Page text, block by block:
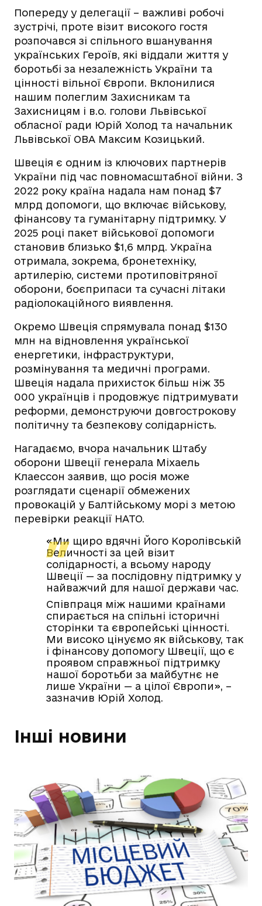
Попереду у делегації – важливі робочі
зустрічі, проте візит високого гостя
розпочався зі спільного вшанування
українських Героїв, які віддали життя у
боротьбі за незалежність України та
цінності вільної Європи. Вклонилися
нашим полеглим Захисникам та
Захисницям і в.о. голови Львівської
обласної ради Юрій Холод та начальник
Львівської ОВА Максим Козицький.
Швеція є одним із ключових партнерів
України під час повномасштабної війни. З
2022 року країна надала нам понад $7
млрд допомоги, що включає військову,
фінансову та гуманітарну підтримку. У
2025 році пакет військової допомоги
становив близько $1,6 млрд. Україна
отримала, зокрема, бронетехніку,
артилерію, системи протиповітряної
оборони, боєприпаси та сучасні літаки
радіолокаційного виявлення.
Окремо Швеція спрямувала понад $130
млн на відновлення української
енергетики, інфраструктури,
розмінування та медичні програми.
Швеція надала прихисток більш ніж 35
000 українців і продовжує підтримувати
реформи, демонструючи довгострокову
політичну та безпекову солідарність.
Нагадаємо, вчора начальник Штабу
оборони Швеції генерала Міхаель
Клаессон заявив, що росія може
розглядати сценарії обмежених
провокацій у Балтійському морі з метою
перевірки реакції НАТО.
«Ми щиро вдячні Його Королівській
Величності за цей візит
солідарності, а всьому народу
Швеції — за послідовну підтримку у
найважчий для нашої держави час.
Співпраця між нашими країнами
спирається на спільні історичні
сторінки та європейські цінності.
Ми високо цінуємо як військову, так
і фінансову допомогу Швеції, що є
проявом справжньої підтримку
нашої боротьби за майбутнє не
лише України — а цілої Європи», –
зазначив Юрій Холод.
Інші новини